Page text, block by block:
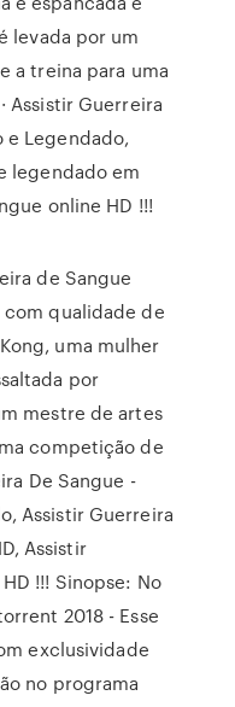
levada por um
a treina para uma
Assistir Guerreira
e Legendado,
legendado em
online HD !!!
de Sangue
qualidade de
uma mulher
por
mestre de artes
competição de
De Sangue -
Assistir Guerreira
Assistir
!!! Sinopse: No
2018 - Esse
exclusividade
no programa